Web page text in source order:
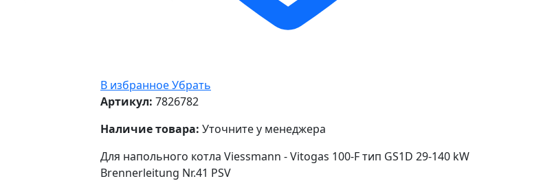
В избранноеУбрать
Артикул: 7826782
Наличие товара: Уточните у менеджера
Для напольного котла Viessmann - Vitogas 100-F тип GS1D 29-140 kW
Brennerleitung Nr.41 PSV